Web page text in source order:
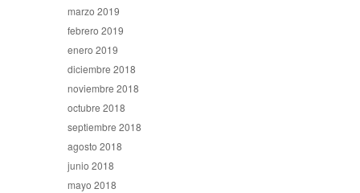
marzo 2019
febrero 2019
enero 2019
diciembre 2018
noviembre 2018
octubre 2018
septiembre 2018
agosto 2018
junio 2018
mayo 2018